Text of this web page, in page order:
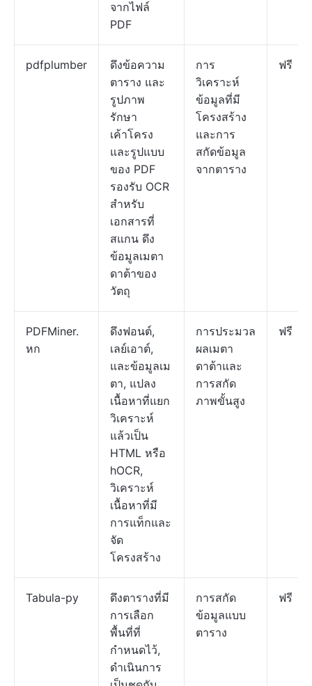
จากไฟล์
PDF
pdfplumber
ดึงข้อความ
ตาราง และ
รูปภาพ
รักษา
เค้าโครง
และรูปแบบ
ของ PDF
รองรับ OCR
สำหรับ
เอกสารที่
สแกน ดึง
ข้อมูลเมตา
ดาต้าของ
วัตถุ
การ
วิเคราะห์
ข้อมูลที่มี
โครงสร้าง
และการ
สกัดข้อมูล
จากตาราง
ฟรี
PDFMiner.
หก
ดึงฟอนต์,
เลย์เอาต์,
และข้อมูลเม
ตา, แปลง
เนื้อหาที่แยก
วิเคราะห์
แล้วเป็น
HTML หรือ
hOCR,
วิเคราะห์
เนื้อหาที่มี
การแท็กและ
จัด
โครงสร้าง
การประมวล
ผลเมตา
ดาต้าและ
การสกัด
ภาพขั้นสูง
ฟรี
Tabula-py
ดึงตารางที่มี
การเลือก
พื้นที่ที่
กำหนดไว้,
ดำเนินการ
การสกัด
ข้อมูลแบบ
ตาราง
ฟรี